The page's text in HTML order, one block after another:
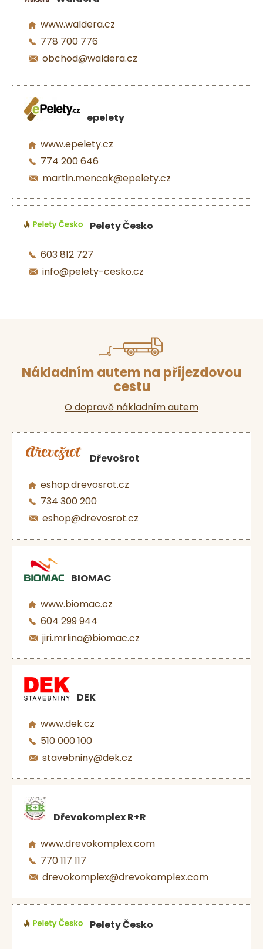
www.waldera.cz
778 700 776
obchod@waldera.cz
epelety
www.epelety.cz
774 200 646
martin.mencak@epelety.cz
Pelety Česko
603 812 727
info@pelety-cesko.cz
Nákladním autem na příjezdovou
cestu
O dopravě nákladním autem
Dřevošrot
eshop.drevosrot.cz
734 300 200
eshop@drevosrot.cz
BIOMAC
www.biomac.cz
604 299 944
jiri.mrlina@biomac.cz
DEK
www.dek.cz
510 000 100
stavebniny@dek.cz
Dřevokomplex R+R
www.drevokomplex.com
770 117 117
drevokomplex@drevokomplex.com
Pelety Česko